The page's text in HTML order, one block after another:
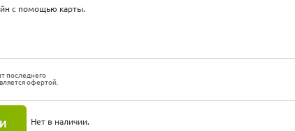
с помощью карты.
последнего
офертой.
Нет в наличии.